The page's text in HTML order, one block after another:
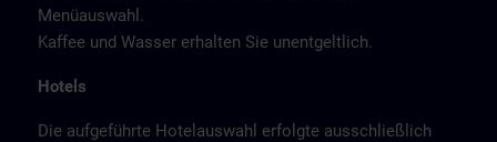
Menüauswahl.
Kaffee und Wasser erhalten Sie unentgeltlich.
Hotels
Die aufgeführte Hotelauswahl erfolgte ausschließlich